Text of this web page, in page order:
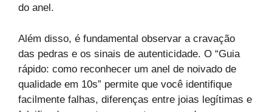
do anel.
Além disso, é fundamental observar a cravação
das pedras e os sinais de autenticidade. O “Guia
rápido: como reconhecer um anel de noivado de
qualidade em 10s” permite que você identifique
facilmente falhas, diferenças entre joias legítimas e